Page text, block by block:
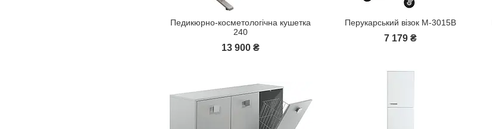
Педикюрно-косметологічна кушетка
240
13 900 ₴
Перукарський візок M-3015B
7 179 ₴